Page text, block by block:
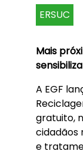
ERSUC
Mais
A EGF
gratuito,
cidadãos
e